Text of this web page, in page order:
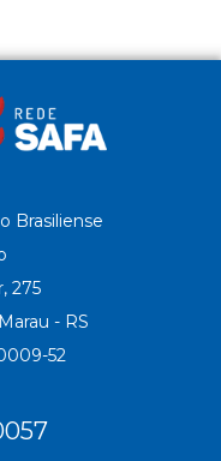
Brasiliense
275
- RS
52